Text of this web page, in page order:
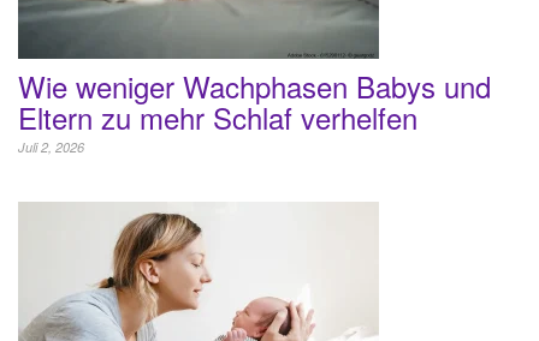
Wie weniger Wachphasen Babys und
Eltern zu mehr Schlaf verhelfen
Juli 2, 2026